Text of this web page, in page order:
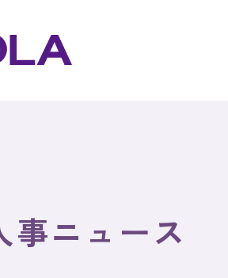
事ニュース